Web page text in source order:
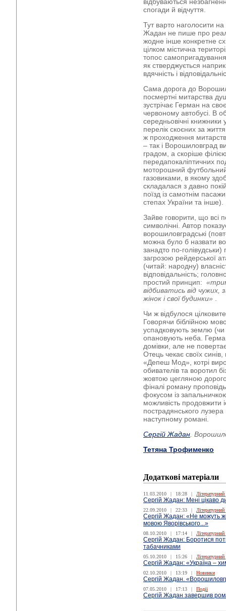
спогади й відчуття.
Тут варто наголосити на
Жадан не пише про
жодне інше конкретне
цілком містична
топос
як стверджується
вдячність і
Сама дорога до
посмертні митарства
зустрічає Герман на
червоному автобусі. В
середньовічні книжники
перелік скоєних за
ж проходження
– так і Ворошиловград
градом, а скоріше
передапокаліптичних
моторошний
газовиками, в якому
складалася з давно
поїзд із самотнім
степах України та інше).
Зайве говорити, що всі
символічні. Автор
ворошиловградські
можна було б назвати
занадто по-
загрозою рейдерської
(читай: народну)
відповідальність;
простий принцип:
відбиватись від
жінок і свої будинки»
Чи ж відбулося
Говорячи біблійною
успадковують землю
опановують неба.
домівки, але не
Отець чекає своїх синів,
«Депеш Мод», котрі
обивателів та воротил
жовтою цегляною
фіналі роману
фокусом із
можливість продовжити
пострадянського
наступному романі.
Сергій Жадан .
Тетяна Трофименко
Додаткові матеріали
11.03.2010 | 18:28 |
Сергій Жадан: Мені цікаво
22.09.2010 | 22:33 |
Сергій Жадан: «Не можуть
мовою Яворівського...»
08.10.2010 | 17:14 |
Сергій Жадан: Боротися
табачниками
05.10.2010 | 15:26 |
Сергій Жадан: «Україна –
02.10.2010 | 13:19 | Новинки
Сергій Жадан.
07.05.2010 | 17:13 | Події
Сергій Жадан завершив